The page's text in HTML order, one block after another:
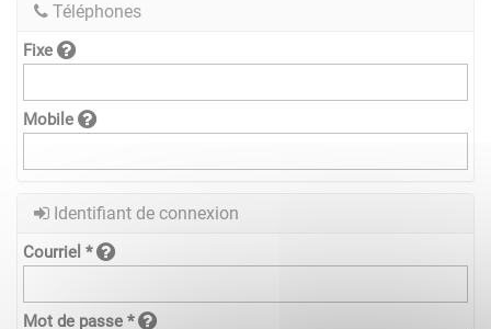
Téléphones
Fixe
Mobile
Identifiant de connexion
Courriel *
Mot de passe *